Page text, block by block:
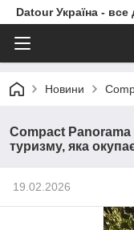
Datour Україна -
Новини
Compact
туризму, яка
19.02.2026